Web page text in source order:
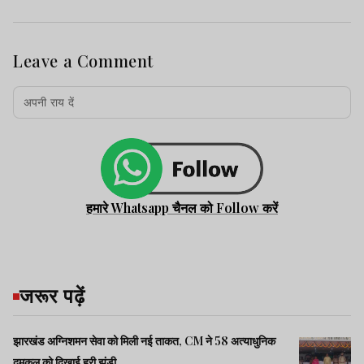
Leave a Comment
हमारे Whatsapp चैनल को Follow करें
जरूर पढ़ें
झारखंड अग्निशमन सेवा को मिली नई ताकत, CM ने 58 अत्याधुनिक